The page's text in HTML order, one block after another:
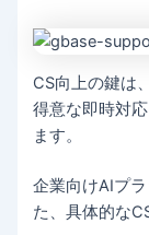
CS向上の鍵は
得意な即時対
ます。
企業向けAIプ
た、具体的な